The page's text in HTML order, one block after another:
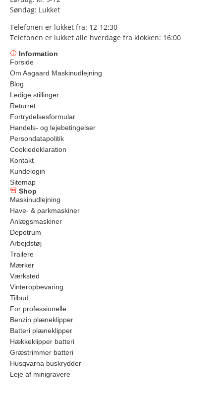
Søndag: Lukket
Telefonen er lukket fra: 12-12:30
Telefonen er lukket alle hverdage fra klokken: 16:00
Information
Forside
Om Aagaard Maskinudlejning
Blog
Ledige stillinger
Returret
Fortrydelsesformular
Handels- og lejebetingelser
Persondatapolitik
Cookiedeklaration
Kontakt
Kundelogin
Sitemap
Shop
Maskinudlejning
Have- & parkmaskiner
Anlægsmaskiner
Depotrum
Arbejdstøj
Trailere
Mærker
Værksted
Vinteropbevaring
Tilbud
For professionelle
Benzin plæneklipper
Batteri plæneklipper
Hækkeklipper batteri
Græstrimmer batteri
Husqvarna buskrydder
Leje af minigravere